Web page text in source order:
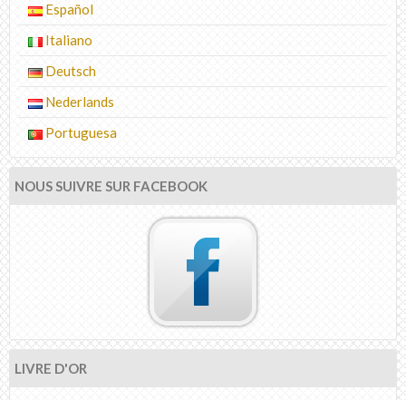
Español
Italiano
Deutsch
Nederlands
Portuguesa
NOUS SUIVRE SUR FACEBOOK
LIVRE D'OR